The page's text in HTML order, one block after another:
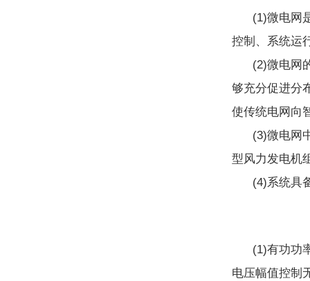
(1)微电网
控制、系统运
(2)微电网
够充分促进分
使传统电网向
(3)微电网
型风力发电机
(4)系统具
(1)有功功
电压幅值控制